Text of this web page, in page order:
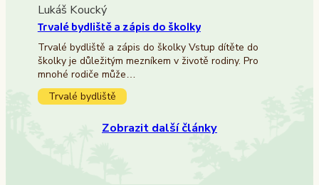
Lukáš Koucký
Trvalé bydliště a zápis do školky
Trvalé bydliště a zápis do školky Vstup dítěte do
školky je důležitým mezníkem v životě rodiny. Pro
mnohé rodiče může…
Trvalé bydliště
Zobrazit další články